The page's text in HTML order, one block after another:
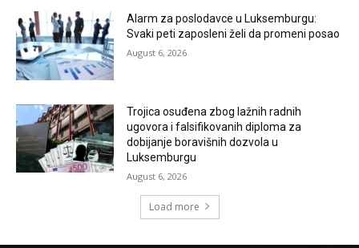
Alarm za poslodavce u Luksemburgu:
Svaki peti zaposleni želi da promeni posao
August 6, 2026
Trojica osuđena zbog lažnih radnih
ugovora i falsifikovanih diploma za
dobijanje boravišnih dozvola u
Luksemburgu
August 6, 2026
Load more